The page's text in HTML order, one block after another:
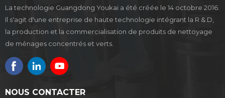
La technologie Guangdong Youkai a été créée le 14 octobre 2016.
Il s'agit d'une entreprise de haute technologie intégrant la R & D,
la production et la commercialisation de produits de nettoyage
de ménages concentrés et verts.
NOUS CONTACTER